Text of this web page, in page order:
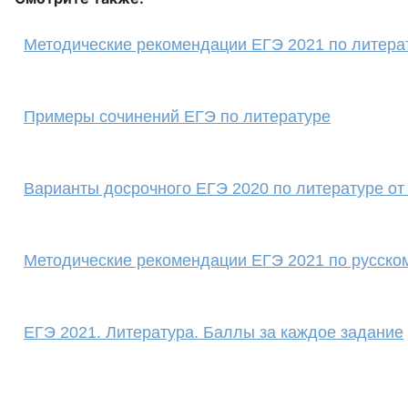
Методические рекомендации ЕГЭ 2021 по
Примеры сочинений ЕГЭ по литературе
Варианты досрочного ЕГЭ 2020 по литературе
Методические рекомендации ЕГЭ 2021 по
ЕГЭ 2021. Литература. Баллы за каждое задание